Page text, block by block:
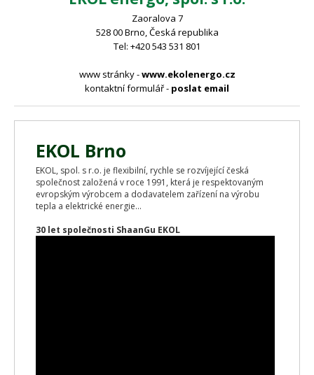
Zaoralova 7
528 00 Brno, Česká republika
Tel: +420 543 531 801
www stránky -www.ekolenergo.cz
kontaktní formulář - poslat email
EKOL Brno
EKOL, spol. s r.o. je flexibilní, rychle se rozvíjející česká
společnost založená v roce 1991, která je respektovaným
evropským výrobcem a dodavatelem zařízení na výrobu
tepla a elektrické energie...
30 let společnosti ShaanGu EKOL